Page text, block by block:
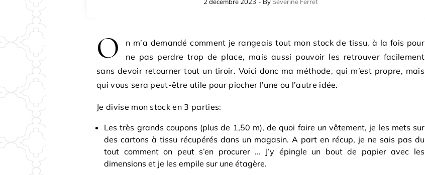
O
n m’a demandé comment je rangeais tout mon stock de tissu, à la fois pour
ne pas perdre trop de place, mais aussi pouvoir les retrouver facilement
sans devoir retourner tout un tiroir. Voici donc ma méthode, qui m’est propre, mais
qui vous sera peut-être utile pour piocher l’une ou l’autre idée.
Je divise mon stock en 3 parties:
Les très grands coupons (plus de 1,50 m), de quoi faire un vêtement, je les mets sur
des cartons à tissu récupérés dans un magasin. A part en récup, je ne sais pas du
tout comment on peut s’en procurer … J’y épingle un bout de papier avec les
dimensions et je les empile sur une étagère.